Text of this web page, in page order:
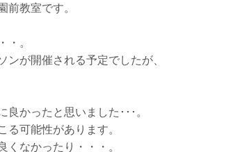
前教室です。
・。
が開催される予定でしたが、
かったと思いました･･･。
る可能性があります。
くなかったり・・・。